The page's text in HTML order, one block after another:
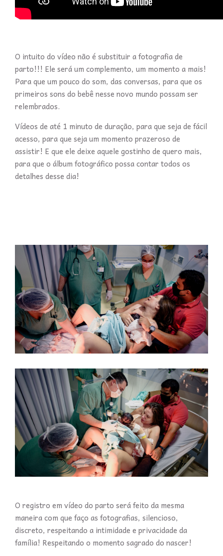
O intuito do vídeo não é substituir a fotografia de
parto!!! Ele será um complemento, um momento a mais!
Para que um pouco do som, das conversas, para que os
primeiros sons do bebê nesse novo mundo possam ser
relembrados.
Vídeos de até 1 minuto de duração, para que seja de fácil
acesso, para que seja um momento prazeroso de
assistir! E que ele deixe aquele gostinho de quero mais,
para que o álbum fotográfico possa contar todos os
detalhes desse dia!
O registro em vídeo do parto será feito da mesma
maneira com que faço as fotografias, silencioso,
discreto, respeitando a intimidade e privacidade da
família! Respeitando o momento sagrado do nascer!